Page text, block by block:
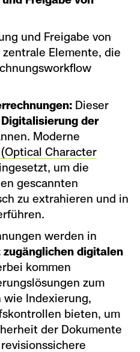
und Freigabe von
Elemente, die
Dieser
Digitalisierung der
Moderne
(Optical Character
um die
gescannten
zu extrahieren und in
werden in
digitalen
kommen
zum
wie Indexierung,
bieten, um
der Dokumente